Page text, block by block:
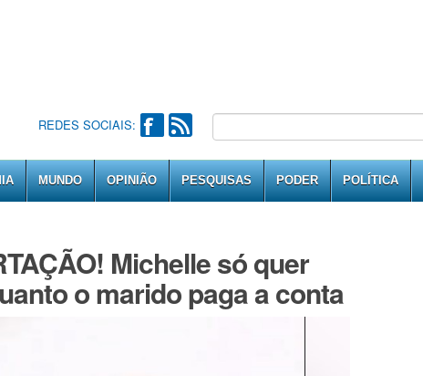
REDES SOCIAIS:
MUNDO OPINIÃO PESQUISAS PODER POLÍTICA
Michelle só quer
o marido paga a conta